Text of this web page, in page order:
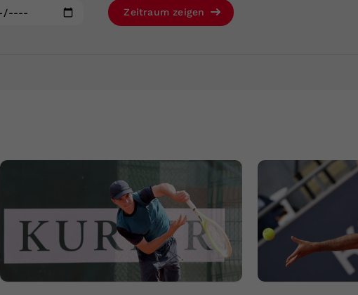
Zeitraum zeigen
Ihrer vorgenommen Einstellungen, falls der